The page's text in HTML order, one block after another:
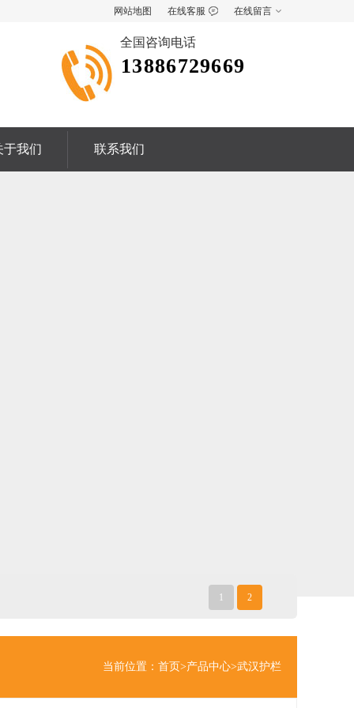
网站地图 在线客服 在线留言
全国咨询电话
13886729669
于我们 联系我们
1 2
当前位置： 首页>产品中心>武汉护栏